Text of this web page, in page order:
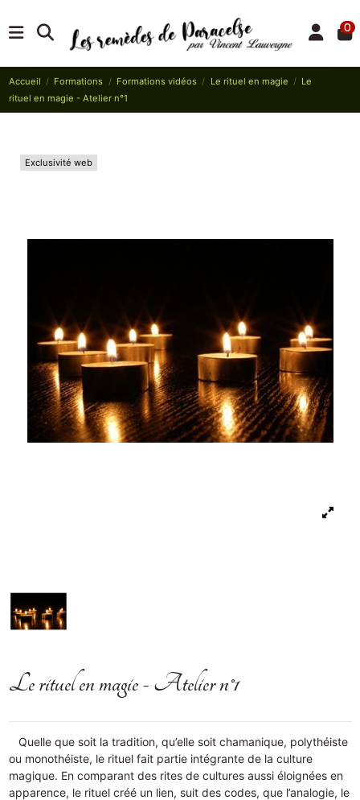
0
Accueil Formations Formations vidéos Le rituel en magie
Le
rituel en magie - Atelier n°1
Exclusivité web
Le rituel en magie - Atelier n°1
Quelle que soit la tradition, qu’elle soit chamanique, polythéiste
ou monothéiste, le rituel fait partie intégrante de la culture
magique. En comparant des rites de cultures aussi éloignées en
apparence, le rituel créé un lien, suit des codes, que l’analogie, le